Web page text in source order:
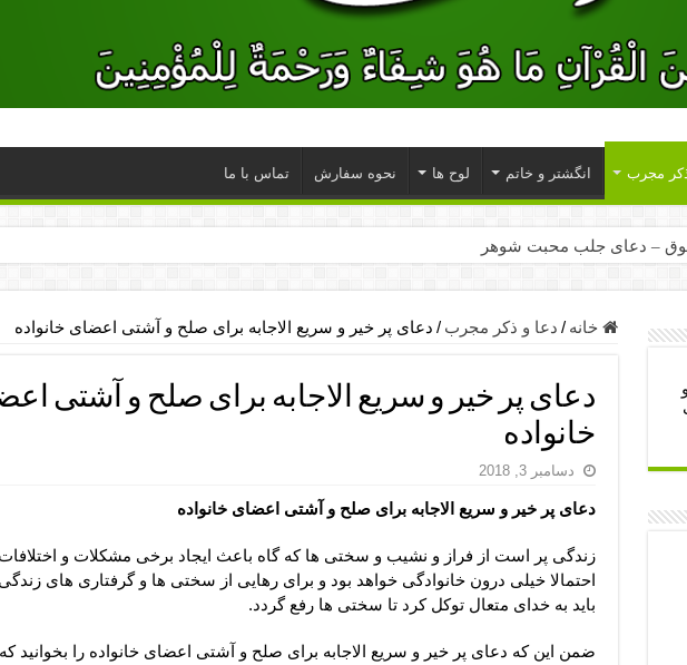
مجرب انگشتر و خاتم لوح ها نحوه سفارش تماس با ما
– دعای جلب محبت شوهر
– دعای یا من اظهر الجمیل برای حاجت
آن ها – ذکر مخصوص مستجاب الدعوه شدن
– دعای ترس و بی خوابی کودکان
دعای رفع مشکلات و طلب حاجت
– آیه‌ جلب ثروت و برکت مال
چشم زخم – دعای چشم زخم ماشاالله
برای آرامش قلب و رفع اضطراب
روز – دعای ثروت حضرت سلیمان
خانه / دعا و ذکر مجرب / دعای پر خیر و سریع الاجابه برای صلح و آشتی اعضای خانواده
دعای پر خیر و سریع الاجابه برای صلح و آشتی
خانواده
دسامبر 3, 2018
دعای پر خیر و سریع الاجابه برای صلح و آشتی اعضای خانواده
زندگی پر است از فراز و نشیب و سختی ها که گاه باعث ایجاد برخی مشکلات و
احتمالا خیلی درون خانوادگی خواهد بود و برای رهایی از سختی ها و گرفتاری های
باید به خدای متعال توکل کرد تا سختی ها رفع گردد.
ضمن این که دعای پر خیر و سریع الاجابه برای صلح و آشتی اعضای خانواده را بخوانید